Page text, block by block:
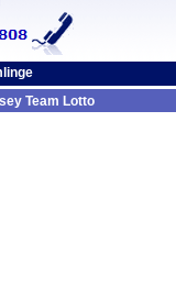
Team Lotto